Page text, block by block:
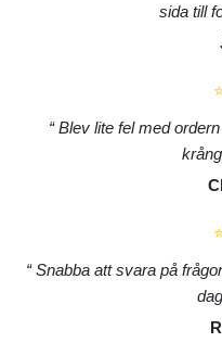
sida till
Blev lite fel med
Snabba att svara på